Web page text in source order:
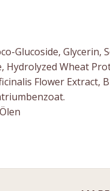
Glucoside, Glycerin,
Hydrolyzed Wheat
Flower Extract,